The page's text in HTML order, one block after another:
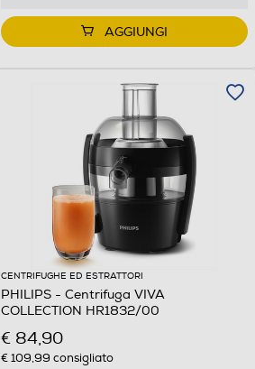
AGGIUNGI
CENTRIFUGHE ED ESTRATTORI
PHILIPS - Centrifuga VIVA
COLLECTION HR1832/00
€ 84,90
€ 109,99 consigliato